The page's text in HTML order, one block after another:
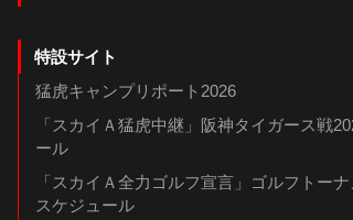
特設サイト
猛虎キャンプリポート2026
「スカイＡ猛虎中継」阪神タイガース戦
ール
「スカイＡ全力ゴルフ宣言」ゴルフトー
スケジュール